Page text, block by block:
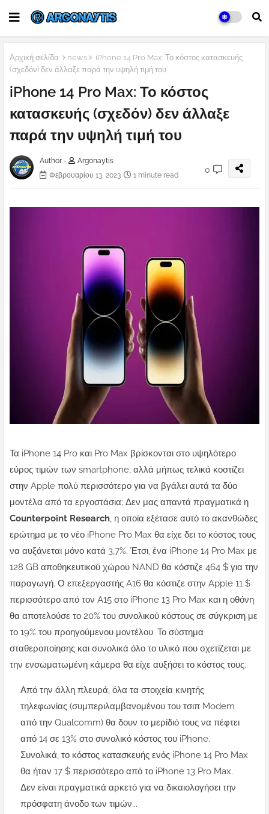
Αρχική σελίδα news
iPhone 14 Pro Max: Το κόστος κατασκευής
(σχεδόν) δεν άλλαξε παρά την υψηλή τιμή του
iPhone 14 Pro Max: Το κόστος
κατασκευής (σχεδόν) δεν άλλαξε
παρά την υψηλή τιμή του
Author -
Argonaytis
Φεβρουαρίου 13, 2023
1 minute read
0
Τα iPhone 14 Pro και Pro Max βρίσκονται στο υψηλότερο
εύρος τιμών των smartphone, αλλά μήπως τελικά κοστίζει
στην Apple πολύ περισσότερο για να βγάλει αυτά τα δύο
μοντέλα από τα εργοστάσια; Δεν μας απαντά πραγματικά η
Counterpoint Research, η οποία εξέτασε αυτό το ακανθώδες
ερώτημα με το νέο iPhone Pro Max θα είχε δει το κόστος τους
να αυξάνεται μόνο κατά 3,7%. Έτσι, ένα iPhone 14 Pro Max με
128 GB αποθηκευτικού χώρου NAND θα κόστιζε 464 $ για την
παραγωγή. Ο επεξεργαστής A16 θα κόστιζε στην Apple 11 $
περισσότερο από τον A15 στο iPhone 13 Pro Max και η οθόνη
θα αποτελούσε το 20% του συνολικού κόστους σε σύγκριση με
το 19% του προηγούμενου μοντέλου. Το σύστημα
σταθεροποίησης και συνολικά όλο το υλικό που σχετίζεται με
την ενσωματωμένη κάμερα θα είχε αυξήσει το κόστος τους.
Από την άλλη πλευρά, όλα τα στοιχεία κινητής
τηλεφωνίας (συμπεριλαμβανομένου του τσιπ Modem
από την Qualcomm) θα δουν το μερίδιό τους να πέφτει
από 14 σε 13% στο συνολικό κόστος του iPhone.
Συνολικά, το κόστος κατασκευής ενός iPhone 14 Pro Max
θα ήταν 17 $ περισσότερο από το iPhone 13 Pro Max.
Δεν είναι πραγματικά αρκετό για να δικαιολογήσει την
πρόσφατη άνοδο των τιμών...